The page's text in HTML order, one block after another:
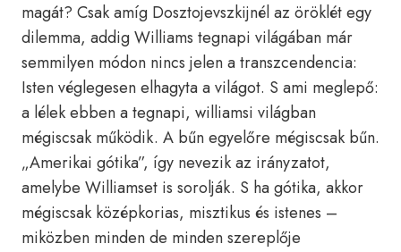
magát? Csak amíg Dosztojevszkijnél az öröklét egy
dilemma, addig Williams tegnapi világában már
semmilyen módon nincs jelen a transzcendencia:
Isten véglegesen elhagyta a világot. S ami meglepő:
a lélek ebben a tegnapi, williamsi világban
mégiscsak működik. A bűn egyelőre mégiscsak bűn.
„Amerikai gótika”, így nevezik az irányzatot,
amelybe Williamset is sorolják. S ha gótika, akkor
mégiscsak középkorias, misztikus és istenes –
miközben minden de minden szereplője